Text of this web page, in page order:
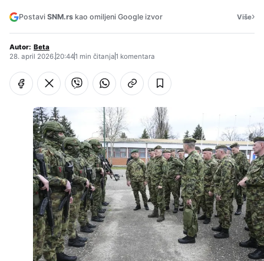
Postavi SNM.rs kao omiljeni Google izvor Više›
Autor: Beta
28. april 2026.20:441 min čitanja1 komentara